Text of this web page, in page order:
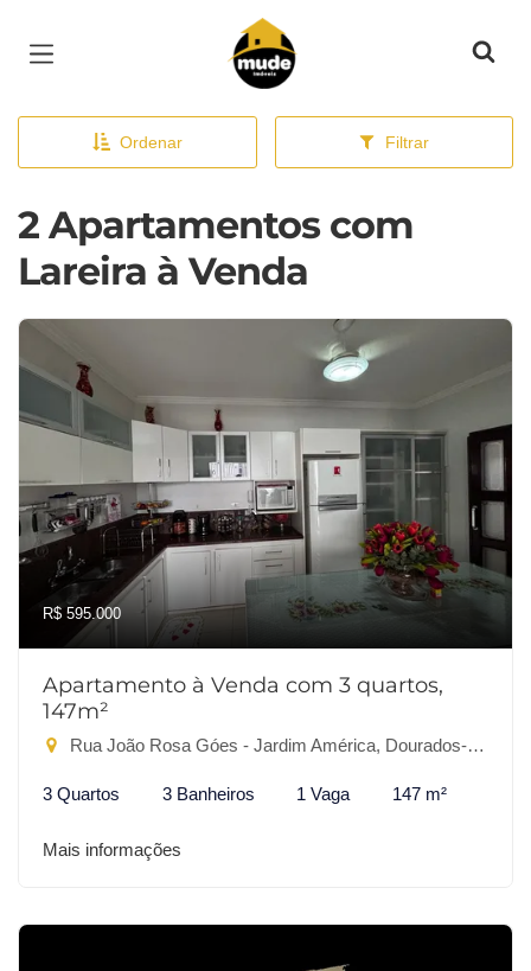
Página inicial
Ordenar Filtrar
2 Apartamentos com
Lareira à Venda
R$ 595.000
Apartamento à Venda com 3 quartos,
147m²
Rua João Rosa Góes - Jardim América, Dourados-MS
3 Quartos 3 Banheiros 1 Vaga 147 m²
Mais informações